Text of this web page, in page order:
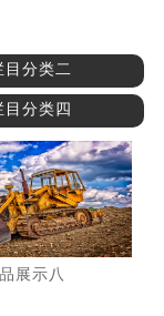
目分类二
目分类四
展示八